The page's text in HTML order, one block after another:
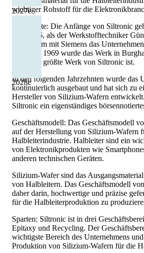
2027e
2028e
wichtiger Rohstoff für die
Geschichte: Die Anfänge von Siltronic
Jahr 1966, als der Werkstofftechniker
gemeinsam mit Siemens das
gründete. 1969 wurde das Werk in
heute das größte Werk von Siltronic ist.
In den folgenden Jahrzehnten wurde das
kontinuierlich ausgebaut und hat sich zu
Hersteller von Silizium-Wafern
Siltronic ein eigenständiges
Geschäftsmodell: Das Geschäftsmodell
auf der Herstellung von Silizium-Wafern
Halbleiterindustrie. Halbleiter sind ein
von Elektronikprodukten wie
anderen technischen Geräten.
Silizium-Wafer sind das
von Halbleitern. Das Geschäftsmodell
daher darin, hochwertige und präzise
für die Halbleiterproduktion zu
Sparten: Siltronic ist in drei
Epitaxy und Recycling. Der
wichtigste Bereich des Unternehmens
Produktion von Silizium-Wafern für die